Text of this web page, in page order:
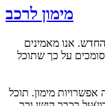
מימון לרכב
לקניית רכבך החדש. אנו מאמינים
על כך שתוכל
מימון. תוכל